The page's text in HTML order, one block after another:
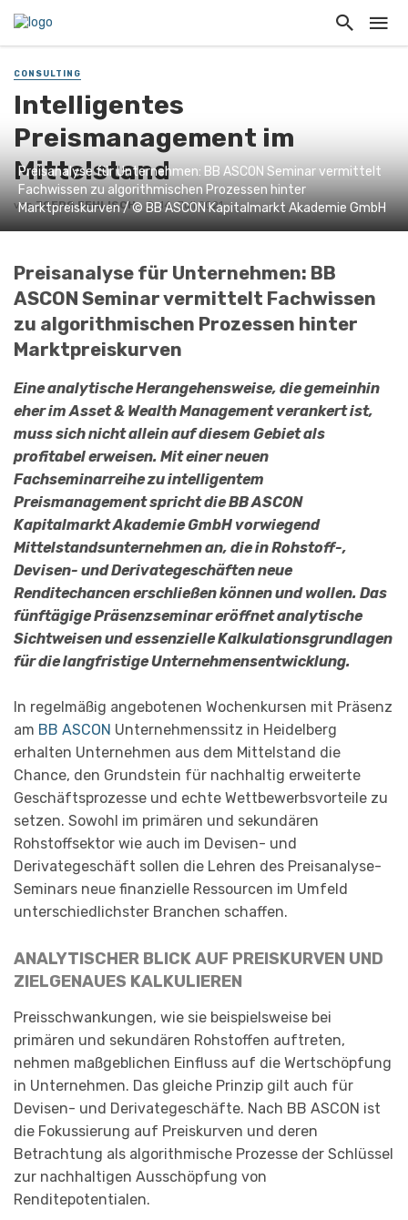
CONSULTING
Intelligentes
Preismanagement im
Mittelstand
vonJOERG FEHLISCH 14. Juli 2021
Preisanalyse für Unternehmen: BB ASCON Seminar vermittelt
Fachwissen zu algorithmischen Prozessen hinter
Marktpreiskurven / © BB ASCON Kapitalmarkt Akademie GmbH
Preisanalyse für Unternehmen: BB
ASCON Seminar vermittelt Fachwissen
zu algorithmischen Prozessen hinter
Marktpreiskurven
Eine analytische Herangehensweise, die gemeinhin
eher im Asset & Wealth Management verankert ist,
muss sich nicht allein auf diesem Gebiet als
profitabel erweisen. Mit einer neuen
Fachseminarreihe zu intelligentem
Preismanagement spricht die BB ASCON
Kapitalmarkt Akademie GmbH vorwiegend
Mittelstandsunternehmen an, die in Rohstoff-,
Devisen- und Derivategeschäften neue
Renditechancen erschließen können und wollen. Das
fünftägige Präsenzseminar eröffnet analytische
Sichtweisen und essenzielle Kalkulationsgrundlagen
für die langfristige Unternehmensentwicklung.
In regelmäßig angebotenen Wochenkursen mit Präsenz
am BB ASCON Unternehmenssitz in Heidelberg
erhalten Unternehmen aus dem Mittelstand die
Chance, den Grundstein für nachhaltig erweiterte
Geschäftsprozesse und echte Wettbewerbsvorteile zu
setzen. Sowohl im primären und sekundären
Rohstoffsektor wie auch im Devisen- und
Derivategeschäft sollen die Lehren des Preisanalyse-
Seminars neue finanzielle Ressourcen im Umfeld
unterschiedlichster Branchen schaffen.
ANALYTISCHER BLICK AUF PREISKURVEN UND
ZIELGENAUES KALKULIEREN
Preisschwankungen, wie sie beispielsweise bei
primären und sekundären Rohstoffen auftreten,
nehmen maßgeblichen Einfluss auf die Wertschöpfung
in Unternehmen. Das gleiche Prinzip gilt auch für
Devisen- und Derivategeschäfte. Nach BB ASCON ist
die Fokussierung auf Preiskurven und deren
Betrachtung als algorithmische Prozesse der Schlüssel
zur nachhaltigen Ausschöpfung von
Renditepotentialen.